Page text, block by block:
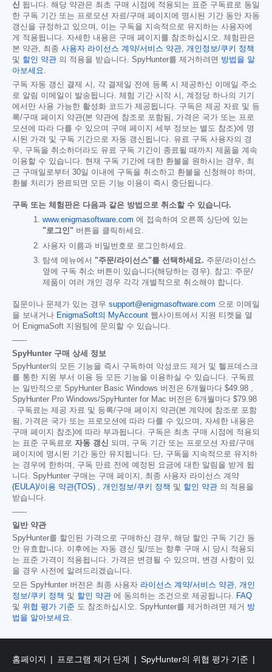
신 됩니다. 해당 약관은 최초 구매 시점에 적용되는 표준 구독료로 동일
한 구독 기간 또는 프로모션 자료/구매 페이지에 명시된 기간 동안 자동
갱신을 규정하고 있으며, 이는 구독을 지속적으로 유지하는 사용자에
게 적용됩니다. 자세한 내용은 구매 페이지를 참조하십시오. 체험판은
본 약관, 최종 사용자 라이선스 계약/서비스 약관, 개인정보/쿠키 정책
및 할인 약관 의 적용을 받습니다. SpyHunter를 제거하려면 방법을 알
아보세요.
구독 자동 갱신 결제 시, 각 결제일 전에 등록 시 제공하신 이메일 주소
로 알림 이메일이 발송됩니다. 체험 기간 시작 시, 계정당 하나의 기기
에서만 사용 가능한 활성화 코드가 제공됩니다. 구독은 제공 자료 및 등
록/구매 페이지 약관(본 약관에 참조로 포함됨, 가격은 국가 또는 프로
모션에 따라 다를 수 있으며 구매 페이지 세부 정보는 별도 참조)에 명
시된 가격 및 구독 기간으로 자동 갱신됩니다. 유료 구독 사용자의 경
우, 구독을 취소하더라도 유료 구독 기간이 종료될 때까지 제품을 계속
이용할 수 있습니다. 현재 구독 기간에 대한 환불을 원하시는 경우, 최
근 구매일로부터 30일 이내에 구독을 취소하고 환불을 신청해야 하며,
환불 처리가 완료되면 모든 기능 이용이 즉시 중단됩니다.
구독 또는 체험판은 다음과 같은 방법으로 취소할 수 있습니다.
www.enigmasoftware.com 에 접속하여 오른쪽 상단에 있는
"로그인" 버튼을 클릭하세요.
사용자 이름과 비밀번호로 로그인하세요.
탐색 메뉴에서 "주문/라이선스"를 선택하세요. 주문/라이선스
옆에 구독 취소 버튼이 있습니다(해당하는 경우). 참고: 주문/
제품이 여러 개인 경우 각각 개별적으로 취소해야 합니다.
질문이나 문제가 있는 경우 support@enigmasoftware.com 으로 이메일
을 보내거나 EnigmaSoft의 MyAccount 웹사이트에서 지원 티켓을 열
어 EnigmaSoft 지원팀에 문의할 수 있습니다.
------
SpyHunter 구매 상세 정보
SpyHunter의 모든 기능을 즉시 구독하여 악성코드 제거 및 헬프데스크
를 통한 지원 부서 이용 등 모든 기능을 이용하실 수 있습니다. 구독료
는 일반적으로 SpyHunter Basic Windows 버전은 6개월마다 $49.98 ,
SpyHunter Pro Windows/SpyHunter for Mac 버전은 6개월마다 $79.98
. 구독료는 제공 자료 및 등록/구매 페이지 약관(본 계약에 참조로 포함
됨, 가격은 국가 또는 프로모션에 따라 다를 수 있으며, 자세한 내용은
구매 페이지 참조)에 따라 부과됩니다. 구독은 최초 구매 시점에 적용되
는 표준 구독료로 자동 갱신 되며, 구독 기간 또는 프로모션 자료/구매
페이지에 명시된 기간 동안 유지됩니다. 단, 구독을 지속적으로 유지하
는 경우에 한하며, 구독 만료 전에 예정된 요금에 대한 알림을 받게 됩
니다. SpyHunter 구매는 구매 페이지, 최종 사용자 라이선스 계약
(EULA)/이용 약관(TOS) , 개인정보/쿠키 정책 및 할인 약관 의 적용을
받습니다.
------
일반 약관
SpyHunter를 할인된 가격으로 구매하신 경우, 해당 할인 구독 기간 동
안 유효합니다. 이후에는 자동 갱신 및/또는 향후 구매 시 당시 적용되
는 표준 가격이 적용됩니다. 가격은 변경될 수 있으며, 변경 사항이 있
을 경우 사전에 알려드리겠습니다.
모든 SpyHunter 버전은 최종 사용자 라이선스 계약/서비스 약관, 개인
정보/쿠키 정책 및 할인 약관 에 동의하는 조건으로 제공됩니다. FAQ
및 위협 평가 기준 도 참조하십시오. SpyHunter를 제거하려면 제거 방
법을 알아보세요.
홈페이지 프로그램 제거 단계
SpyHunter의 위협 평가 기준